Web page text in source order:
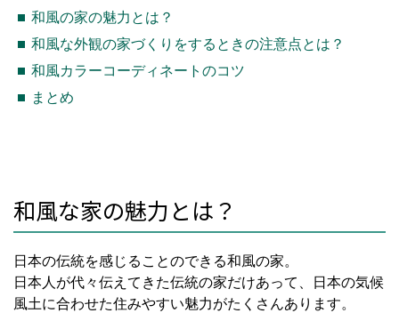
和風の家の魅力とは？
和風な外観の家づくりをするときの注意点とは？
和風カラーコーディネートのコツ
まとめ
和風な家の魅力とは？
日本の伝統を感じることのできる和風の家。
日本人が代々伝えてきた伝統の家だけあって、日本の気候
風土に合わせた住みやすい魅力がたくさんあります。